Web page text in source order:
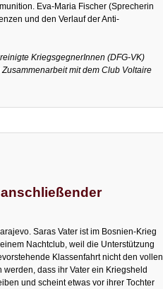
Eva-Maria Fischer (Sprecherin
und den Verlauf der Anti-
KriegsgegnerInnen (DFG-VK)
mit dem Club Voltaire
Saras Vater ist im Bosnien-Krieg
Nachtclub, weil die Unterstützung
Klassenfahrt nicht den vollen
dass ihr Vater ein Kriegsheld
und scheint etwas vor ihrer Tochter